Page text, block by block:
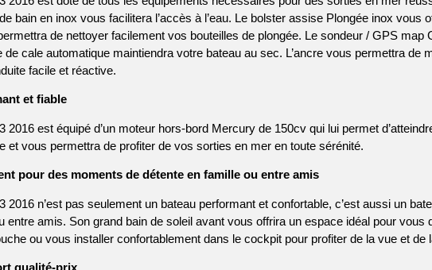
bain en inox vous facilitera l’accès à l’eau. Le bolster assise Plongée inox
de nettoyer facilement vos bouteilles de plongée. Le sondeur / GPS
de cale automatique maintiendra votre bateau au sec. L’ancre vous permettra
facile et réactive.
et fiable
2016 est équipé d’un moteur hors-bord Mercury de 150cv qui lui permet
et vous permettra de profiter de vos sorties en mer en toute sérénité.
pour des moments de détente en famille ou entre amis
2016 n’est pas seulement un bateau performant et confortable, c’est aussi un
entre amis. Son grand bain de soleil avant vous offrira un espace idéal pour
ou vous installer confortablement dans le cockpit pour profiter de la vue et de
qualité-prix